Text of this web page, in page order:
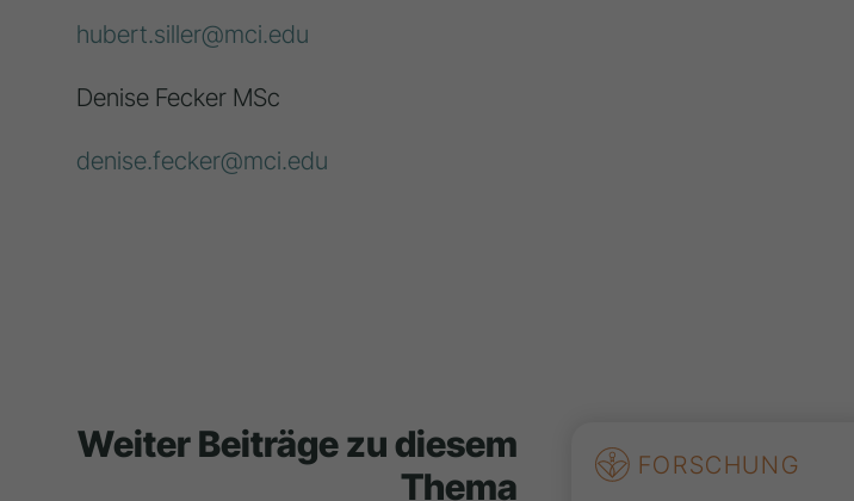
hubert.siller@mci.edu
Denise Fecker MSc
denise.fecker@mci.edu
Weiter Beiträge zu diesem
Thema
FORSCHUNG